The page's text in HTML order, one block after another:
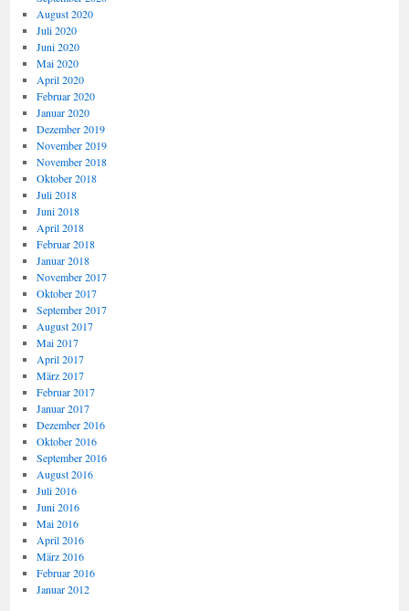
August 2020
Juli 2020
Juni 2020
Mai 2020
April 2020
Februar 2020
Januar 2020
Dezember 2019
November 2019
November 2018
Oktober 2018
Juli 2018
Juni 2018
April 2018
Februar 2018
Januar 2018
November 2017
Oktober 2017
September 2017
August 2017
Mai 2017
April 2017
März 2017
Februar 2017
Januar 2017
Dezember 2016
Oktober 2016
September 2016
August 2016
Juli 2016
Juni 2016
Mai 2016
April 2016
März 2016
Februar 2016
Januar 2012